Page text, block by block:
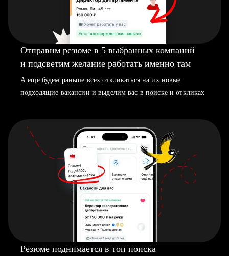
Отправим резюме в 5 выбранных компаний
и подсветим желание работать именно там
А ещё будем раньше всех откликаться на их новые
подходящие вакансии и выделим вас в поиске и откликах
Резюме поднимается в топ поиска